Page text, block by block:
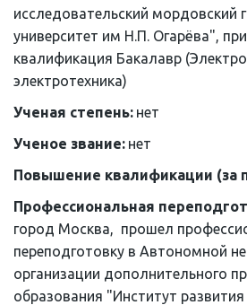
исследовательский мордовский
университет им Н.П. Огарёва",
квалификация Бакалавр
электротехника)
Ученая степень: нет
Ученое звание: нет
Повышение квалификации (за
Профессиональная
город Москва,  прошел
переподготовку в Автономной
организации дополнительного
образования "Институт